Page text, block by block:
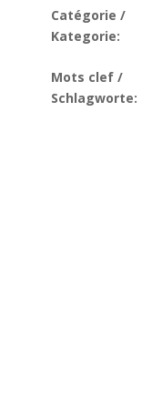
Catégorie /
Kategorie:
Mots clef /
Schlagworte: